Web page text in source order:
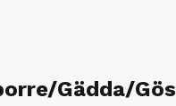
Gädda/Gös